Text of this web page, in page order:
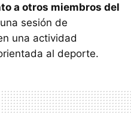
a otros miembros del
sesión de
una actividad
al deporte.